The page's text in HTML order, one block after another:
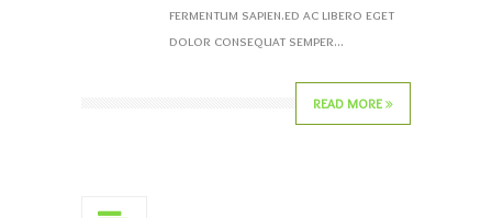
fermentum sapien.ed ac libero eget
dolor consequat semper...
READ MORE